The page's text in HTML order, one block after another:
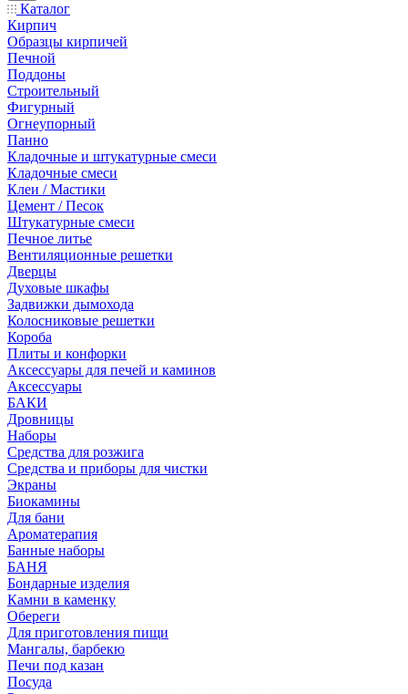
Каталог
Кирпич
Образцы кирпичей
Печной
Поддоны
Строительный
Фигурный
Огнеупорный
Панно
Кладочные и штукатурные смеси
Кладочные смеси
Клеи / Мастики
Цемент / Песок
Штукатурные смеси
Печное литье
Вентиляционные решетки
Дверцы
Духовые шкафы
Задвижки дымохода
Колосниковые решетки
Короба
Плиты и конфорки
Аксессуары для печей и каминов
Аксессуары
БАКИ
Дровницы
Наборы
Средства для розжига
Средства и приборы для чистки
Экраны
Биокамины
Для бани
Ароматерапия
Банные наборы
БАНЯ
Бондарные изделия
Камни в каменку
Обереги
Для приготовления пищи
Мангалы, барбекю
Печи под казан
Посуда